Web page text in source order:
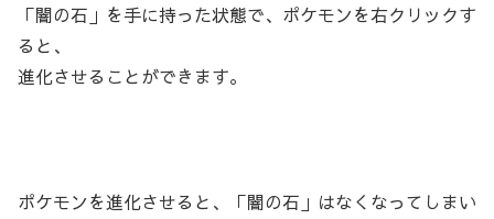
「闇の石」を手に持った状態で、ポケモンを右クリックす
ると、
進化させることができます。
ポケモンを進化させると、「闇の石」はなくなってしまい